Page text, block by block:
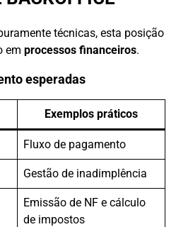
técnicas, esta posição
em processos financeiros.
esperadas
Exemplos práticos
Fluxo de pagamento
Gestão de inadimplência
Emissão de NF e cálculo
de impostos